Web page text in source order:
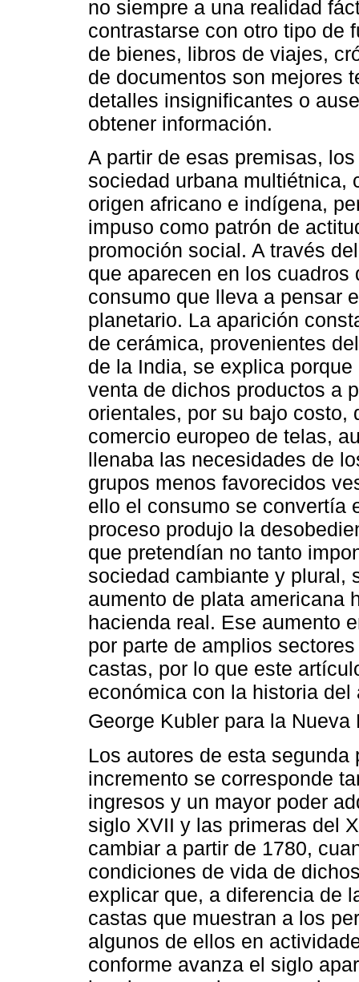
no siempre a una realidad
contrastarse con otro tipo de
de bienes, libros de viajes,
de documentos son mejores
detalles insignificantes o
obtener información.
A partir de esas premisas,
sociedad urbana multiétnica,
origen africano e indígena,
impuso como patrón de
promoción social. A través
que aparecen en los
consumo que lleva a pensar
planetario. La aparición
de cerámica, provenientes
de la India, se explica
venta de dichos productos a
orientales, por su bajo costo,
comercio europeo de telas,
llenaba las necesidades de
grupos menos favorecidos
ello el consumo se convertía
proceso produjo la
que pretendían no tanto
sociedad cambiante y plural,
aumento de plata americana
hacienda real. Ese aumento
por parte de amplios
castas, por lo que este
económica con la historia
George Kubler para la
Los autores de esta
incremento se corresponde
ingresos y un mayor poder
siglo XVII y las primeras del
cambiar a partir de 1780,
condiciones de vida de
explicar que, a diferencia de
castas que muestran a los
algunos de ellos en
conforme avanza el siglo